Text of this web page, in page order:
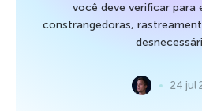
você deve verificar para
constrangedoras,
24 jul